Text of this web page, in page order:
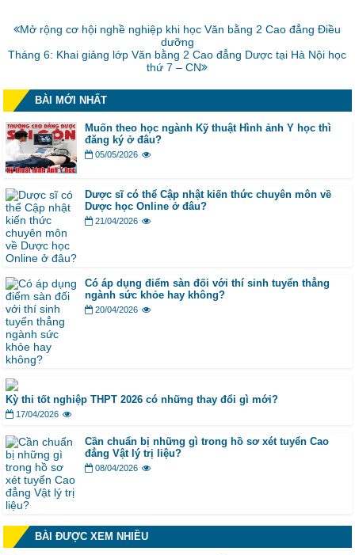
Bài
Mở rộng cơ hội nghề nghiệp khi học Văn bằng 2 Cao đẳng Điều
dưỡng
Bài
Tháng 6: Khai giảng lớp Văn bằng 2 Cao đẳng Dược tại Hà Nội học
thứ 7 – CN
BÀI MỚI NHẤT
Muốn theo học ngành Kỹ thuật Hình ảnh Y học thì
đăng ký ở đâu?
05/05/2026
Dược sĩ có thể Cập nhật kiến thức chuyên môn về
Dược học Online ở đâu?
21/04/2026
Có áp dụng điểm sàn đối với thí sinh tuyển thẳng
ngành sức khỏe hay không?
20/04/2026
Kỳ thi tốt nghiệp THPT 2026 có những thay đổi gì mới?
17/04/2026
Cần chuẩn bị những gì trong hồ sơ xét tuyển Cao
đẳng Vật lý trị liệu?
08/04/2026
BÀI ĐƯỢC XEM NHIỀU